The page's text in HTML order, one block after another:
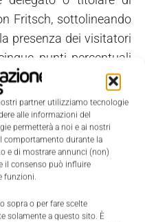
partner utilizziamo tecnologie
alle informazioni del
permetterà a noi e ai nostri
comportamento durante la
e di mostrare annunci (non)
il consenso può influire
funzioni.
sopra o per fare scelte
solamente a questo sito. È
Fritsch, sottolineando
presenza dei visitatori
punti percentuali
“Internazionalità,
di attrazione dei
questo contribuisce a
punto di riferimento
politico ed
del business e per il
di quest'anno, la Cina,